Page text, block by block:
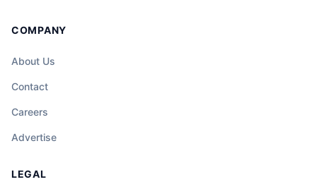
COMPANY
About Us
Contact
Careers
Advertise
LEGAL